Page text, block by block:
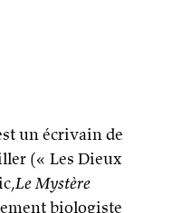
un écrivain de
(« Les Dieux
Le Mystère
biologiste